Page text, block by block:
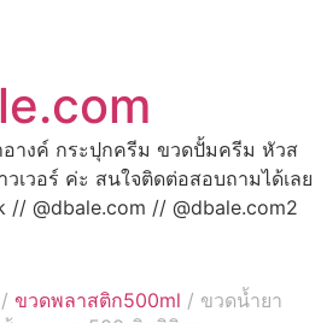
างค์ กระปุกครีม ขวดปั้มครีม หัวส
วเวอร์ ค่ะ สนใจติดต่อสอบถามได้เลย
// @dbale.com // @dbale.com2
/ ขวดพลาสติก500ml / ขวดน้ำยา